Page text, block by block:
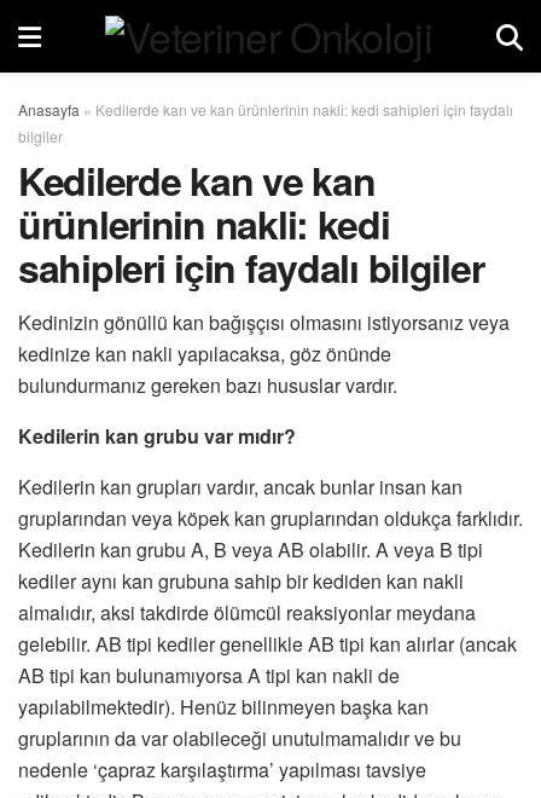
Anasayfa » Kedilerde kan ve kan ürünlerinin nakli: kedi sahipleri için faydalı
bilgiler
Kedilerde kan ve kan
ürünlerinin nakli: kedi
sahipleri için faydalı bilgiler
Kedinizin gönüllü kan bağışçısı olmasını istiyorsanız veya
kedinize kan nakli yapılacaksa, göz önünde
bulundurmanız gereken bazı hususlar vardır.
Kedilerin kan grubu var mıdır?
Kedilerin kan grupları vardır, ancak bunlar insan kan
gruplarından veya köpek kan gruplarından oldukça farklıdır.
Kedilerin kan grubu A, B veya AB olabilir. A veya B tipi
kediler aynı kan grubuna sahip bir kediden kan nakli
almalıdır, aksi takdirde ölümcül reaksiyonlar meydana
gelebilir. AB tipi kediler genellikle AB tipi kan alırlar (ancak
AB tipi kan bulunamıyorsa A tipi kan nakli de
yapılabilmektedir). Henüz bilinmeyen başka kan
gruplarının da var olabileceği unutulmamalıdır ve bu
nedenle ‘çapraz karşılaştırma’ yapılması tavsiye